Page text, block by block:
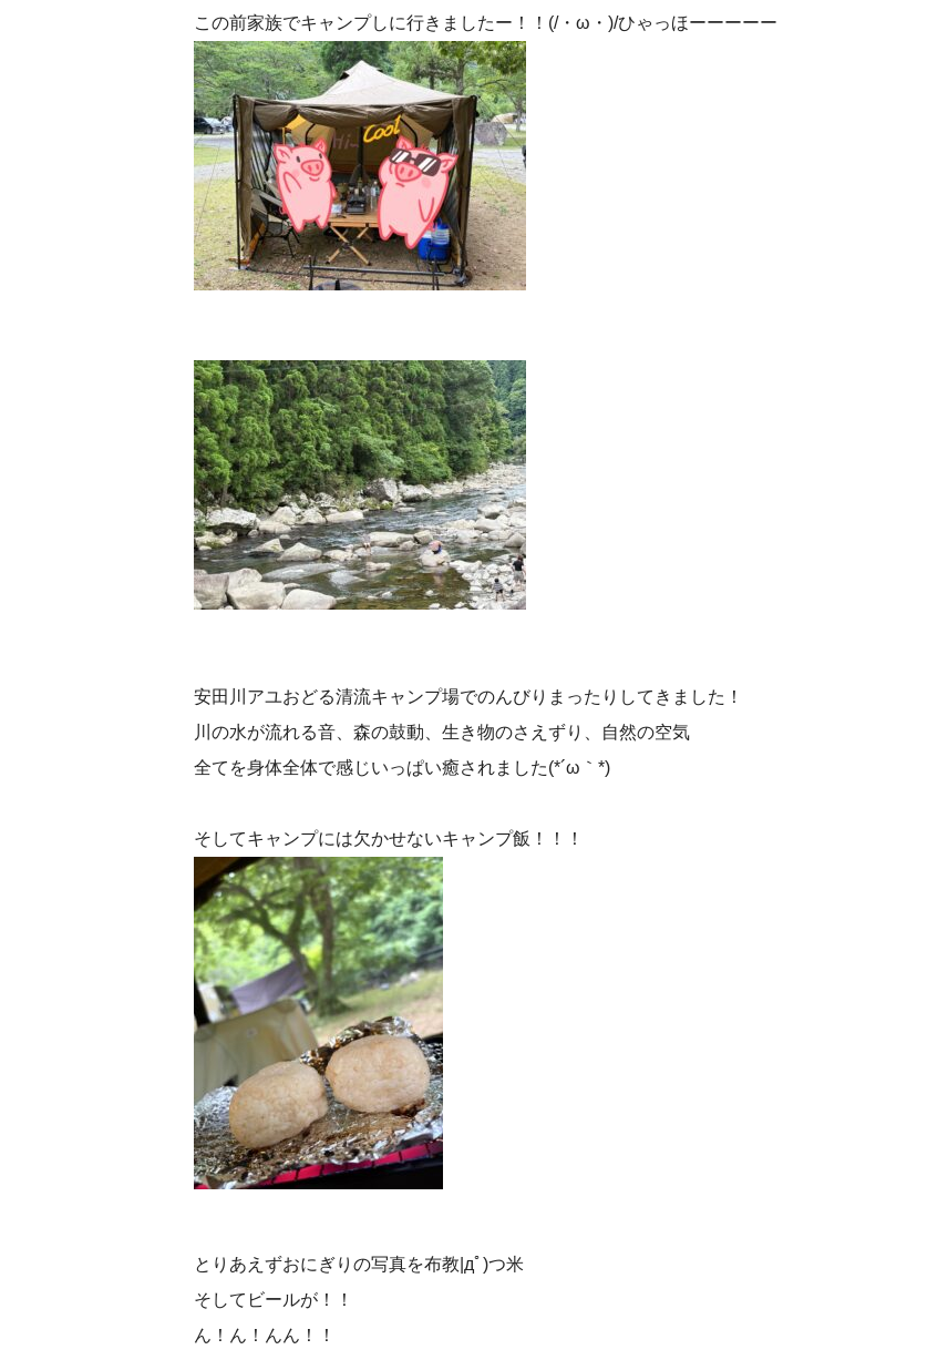
この前家族でキャンプしに行きましたー！！(/・ω・)/ひゃっほーーーーー
安田川アユおどる清流キャンプ場でのんびりまったりしてきました！
川の水が流れる音、森の鼓動、生き物のさえずり、自然の空気
全てを身体全体で感じいっぱい癒されました(*´ω｀*)
そしてキャンプには欠かせないキャンプ飯！！！
とりあえずおにぎりの写真を布教|дﾟ)つ米
そしてビールが！！
ん！ん！んん！！